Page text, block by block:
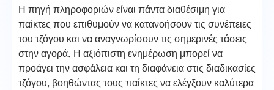
Η πηγή πληροφοριών είναι πάντα διαθέσιμη για
παίκτες που επιθυμούν να κατανοήσουν τις συνέπειες
του τζόγου και να αναγνωρίσουν τις σημερινές τάσεις
στην αγορά. Η αξιόπιστη ενημέρωση μπορεί να
προάγει την ασφάλεια και τη διαφάνεια στις διαδικασίες
τζόγου, βοηθώντας τους παίκτες να ελέγξουν καλύτερα